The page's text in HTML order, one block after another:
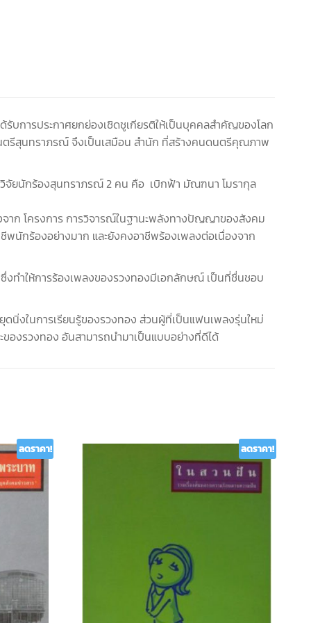
บการประกาศยกย่องเชิดชูเกียรติให้เป็นบุคคลสำคัญของโลก
รีสุนทราภรณ์ จึงเป็นเสมือน สำนัก ที่สร้างคนดนตรีคุณภาพ
นักร้องสุนทราภรณ์ 2 คน คือ เบิกฟ้า มัณฑนา โมรากุล
าก โครงการ การวิจารณ์ในฐานะพลังทางปัญญาของสังคม
นักร้องอย่างมาก และยังคงอาชีพร้องเพลงต่อเนื่องจาก
ทำให้การร้องเพลงของรวงทองมีเอกลักษณ์ เป็นที่ชื่นชอบ
นิ่งในการเรียนรู้ของรวงทอง ส่วนผู้ที่เป็นแฟนเพลงรุ่นใหม่
องรวงทอง อันสามารถนำมาเป็นแบบอย่างที่ดีได้
ลดราคา! ลดราคา!